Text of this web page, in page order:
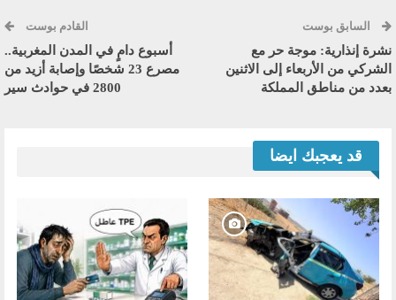
السابق بوست
نشرة إنذارية: موجة حر مع
الشركي من الأربعاء إلى الاثنين
بعدد من مناطق المملكة
القادم بوست
أسبوع دامٍ في المدن المغربية..
مصرع 23 شخصًا وإصابة أزيد من
2800 في حوادث سير
قد يعجبك ايضا